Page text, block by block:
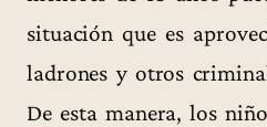
situación que es
ladrones y otros
De esta manera, los